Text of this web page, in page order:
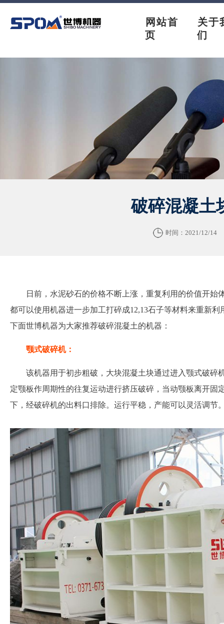
网站首
页
关于
们
破碎混凝土
时间：2021/12/14
日前，水泥砂石的价格不断上涨，重复利用的价值开始
都可以使用机器进一步加工打碎成12,13石子等材料来重新
下面世博机器为大家推荐破碎混凝土的机器：
颚式破碎机：
该机器用于初步粗破，大块混凝土块通过进入颚式破碎
定颚板作周期性的往复运动进行挤压破碎，当动颚板离开固
下，经破碎机的出料口排除。运行平稳，产能可以灵活调节